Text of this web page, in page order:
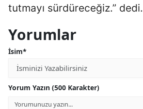
tutmayı sürdüreceğiz.” dedi.
Yorumlar
İsim*
Yorum Yazın (500 Karakter)